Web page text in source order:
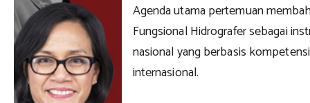
Agenda utama pertemuan
Fungsional Hidrografer sebagai
nasional yang berbasis
internasional.